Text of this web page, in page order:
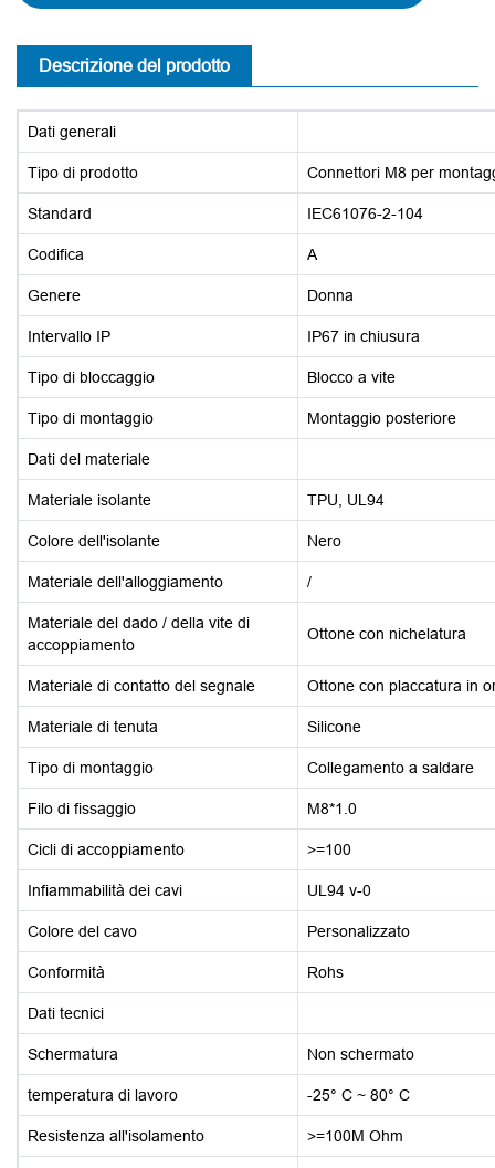
Descrizione del prodotto
Dati generali
Tipo di prodotto Connettori M8 per
Standard IEC61076-2-104
Codifica A
Genere Donna
Intervallo IP IP67 in chiusura
Tipo di bloccaggio Blocco a vite
Tipo di montaggio Montaggio posteriore
Dati del materiale
Materiale isolante TPU, UL94
Colore dell'isolante Nero
Materiale dell'alloggiamento /
Materiale del dado / della vite di
accoppiamento
Ottone con nichelatura
Materiale di contatto del segnale Ottone con placcatura in
Materiale di tenuta Silicone
Tipo di montaggio Collegamento a saldare
Filo di fissaggio M8*1.0
Cicli di accoppiamento >=100
Infiammabilità dei cavi UL94 v-0
Colore del cavo Personalizzato
Conformità Rohs
Dati tecnici
Schermatura Non schermato
temperatura di lavoro -25° C ~ 80° C
Resistenza all'isolamento >=100M Ohm